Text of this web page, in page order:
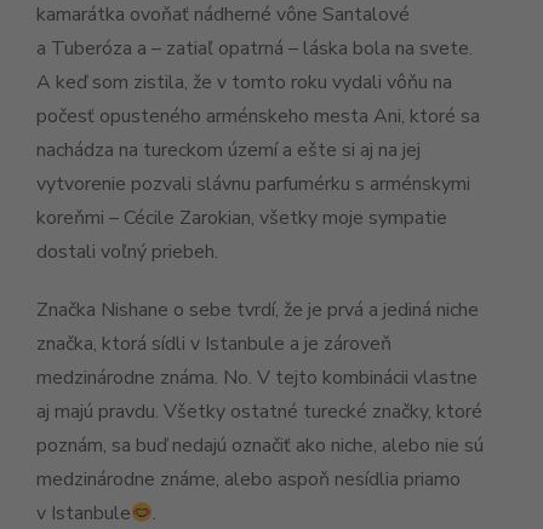
kamarátka ovoňať nádherné vône Santalové
a Tuberóza a – zatiaľ opatrná – láska bola na svete.
A keď som zistila, že v tomto roku vydali vôňu na
počesť opusteného arménskeho mesta Ani, ktoré sa
nachádza na tureckom území a ešte si aj na jej
vytvorenie pozvali slávnu parfumérku s arménskymi
koreňmi – Cécile Zarokian, všetky moje sympatie
dostali voľný priebeh.
Značka Nishane o sebe tvrdí, že je prvá a jediná niche
značka, ktorá sídli v Istanbule a je zároveň
medzinárodne známa. No. V tejto kombinácii vlastne
aj majú pravdu. Všetky ostatné turecké značky, ktoré
poznám, sa buď nedajú označiť ako niche, alebo nie sú
medzinárodne známe, alebo aspoň nesídlia priamo
v Istanbule
.